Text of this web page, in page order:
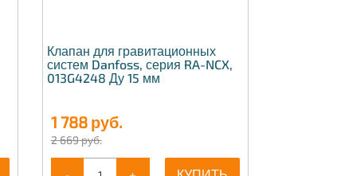
Клапан для гравитационных
систем Danfoss, серия RA-NCX,
013G4248 Ду 15 мм
1 788руб.
2 669 руб.